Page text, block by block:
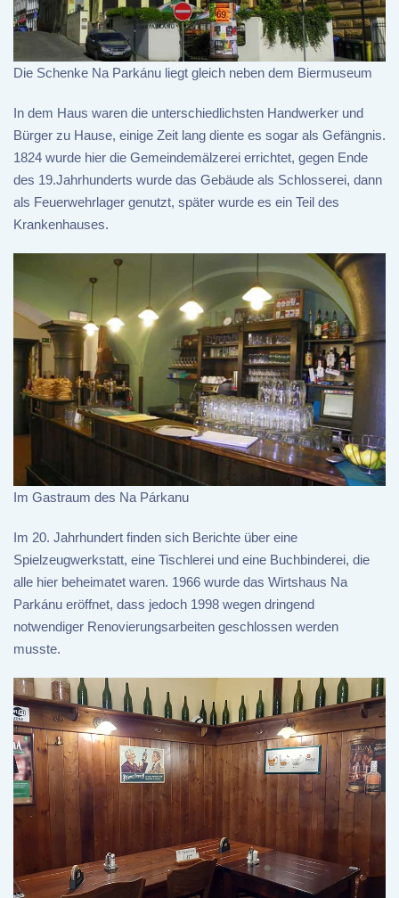
Die Schenke Na Parkánu liegt gleich neben dem Biermuseum
In dem Haus waren die unterschiedlichsten Handwerker und
Bürger zu Hause, einige Zeit lang diente es sogar als Gefängnis.
1824 wurde hier die Gemeindemälzerei errichtet, gegen Ende
des 19.Jahrhunderts wurde das Gebäude als Schlosserei, dann
als Feuerwehrlager genutzt, später wurde es ein Teil des
Krankenhauses.
Im Gastraum des Na Párkanu
Im 20. Jahrhundert finden sich Berichte über eine
Spielzeugwerkstatt, eine Tischlerei und eine Buchbinderei, die
alle hier beheimatet waren. 1966 wurde das Wirtshaus Na
Parkánu eröffnet, dass jedoch 1998 wegen dringend
notwendiger Renovierungsarbeiten geschlossen werden
musste.